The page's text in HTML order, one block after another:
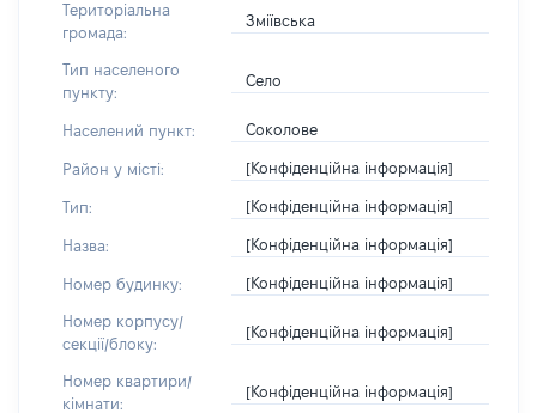
Територіальна
громада:
Зміївська
Тип населеного
пункту:
Село
Населений пункт: Соколове
Район у місті: [Конфіденційна інформація]
Тип: [Конфіденційна інформація]
Назва: [Конфіденційна інформація]
Номер будинку: [Конфіденційна інформація]
Номер корпусу/
секції/блоку:
[Конфіденційна інформація]
Номер квартири/
кімнати:
[Конфіденційна інформація]